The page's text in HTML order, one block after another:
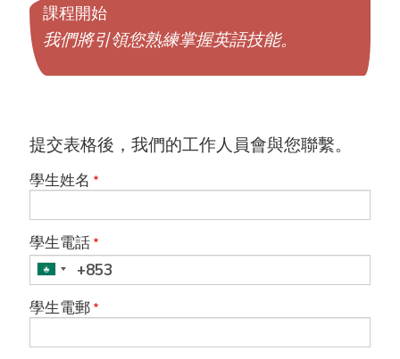
課程開始
我們將引領您熟練掌握英語技能。
提交表格後，我們的工作人員會與您聯繫。
學生姓名
學生電話
學生電郵